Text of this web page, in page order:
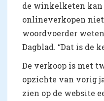
de winkelketen kan
onlineverkopen niet
woordvoerder
Dagblad. “Dat is de
De verkoop is met
opzichte van vorig
zien op de website